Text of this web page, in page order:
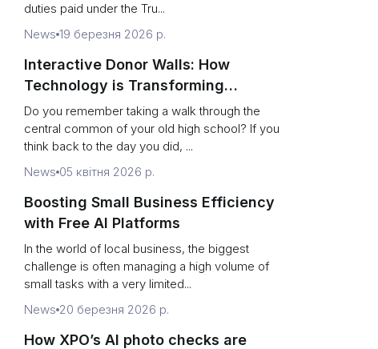
duties paid under the Tru...
News 19 березня 2026 р.
Interactive Donor Walls: How
Technology is Transforming
Campus Philanthropy
Do you remember taking a walk through the
central common of your old high school? If you
think back to the day you did, ...
News 05 квітня 2026 р.
Boosting Small Business Efficiency
with Free AI Platforms
In the world of local business, the biggest
challenge is often managing a high volume of
small tasks with a very limited...
News 20 березня 2026 р.
How XPO’s AI photo checks are